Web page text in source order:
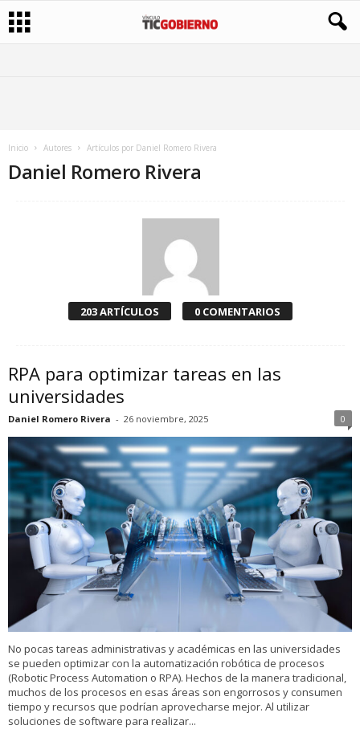
Inicio Autores Artículos por Daniel Romero Rivera
Daniel Romero Rivera
203 ARTÍCULOS 0 COMENTARIOS
RPA para optimizar tareas en las
universidades
Daniel Romero Rivera - 26 noviembre, 2025 0
No pocas tareas administrativas y académicas en las universidades
se pueden optimizar con la automatización robótica de procesos
(Robotic Process Automation o RPA). Hechos de la manera tradicional,
muchos de los procesos en esas áreas son engorrosos y consumen
tiempo y recursos que podrían aprovecharse mejor. Al utilizar
soluciones de software para realizar...